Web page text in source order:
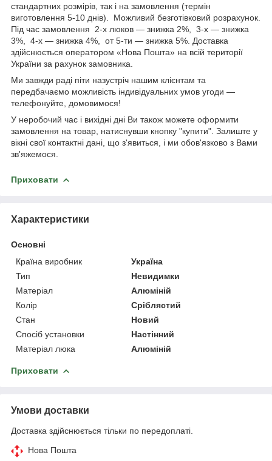
стандартних розмірів, так і на замовлення (термін
виготовлення 5-10 днів). Можливий безготівковий розрахунок.
Під час замовлення 2-х люков ― знижка 2%, 3-х ― знижка
3%, 4-х ― знижка 4%, от 5-ти ― знижка 5%. Доставка
здійснюється оператором «Нова Пошта» на всій території
України за рахунок замовника.
Ми завжди раді піти назустріч нашим клієнтам та
передбачаємо можливість індивідуальних умов угоди —
телефонуйте, домовимося!
У неробочий час і вихідні дні Ви також можете оформити
замовлення на товар, натиснувши кнопку "купити". Залиште у
вікні свої контактні дані, що з'явиться, і ми обов'язково з Вами
зв'яжемося.
Приховати
Характеристики
Основні
Країна виробник
Україна
Тип
Невидимки
Матеріал
Алюміній
Колір
Сріблястий
Стан
Новий
Спосіб установки
Настінний
Матеріал люка
Алюміній
Приховати
Умови доставки
Доставка здійснюється тільки по передоплаті.
Нова Пошта